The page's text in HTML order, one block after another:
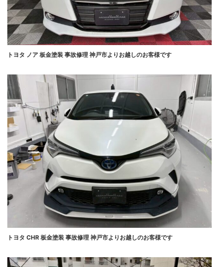
トヨタ ノア 板金塗装 事故修理 神戸市よりお越しのお客様です
トヨタ CHR 板金塗装 事故修理 神戸市よりお越しのお客様です